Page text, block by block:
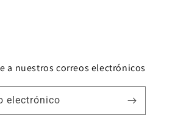
a nuestros correos electrónicos
electrónico